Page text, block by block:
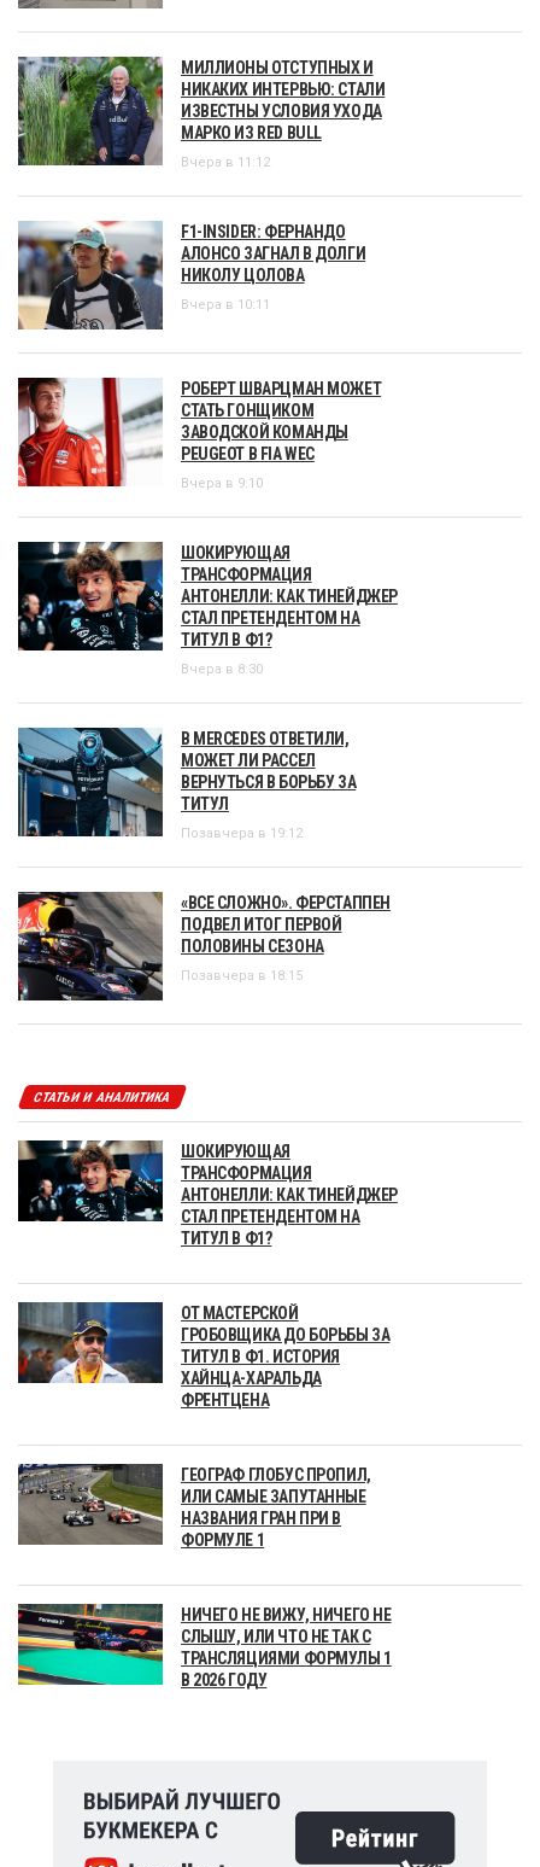
МИЛЛИОНЫ ОТСТУПНЫХ И
НИКАКИХ ИНТЕРВЬЮ: СТАЛИ
ИЗВЕСТНЫ УСЛОВИЯ УХОДА
МАРКО ИЗ RED BULL
Вчера в 11:12
F1-INSIDER: ФЕРНАНДО
АЛОНСО ЗАГНАЛ В ДОЛГИ
НИКОЛУ ЦОЛОВА
Вчера в 10:11
РОБЕРТ ШВАРЦМАН МОЖЕТ
СТАТЬ ГОНЩИКОМ
ЗАВОДСКОЙ КОМАНДЫ
PEUGEOT В FIA WEC
Вчера в 9:10
ШОКИРУЮЩАЯ
ТРАНСФОРМАЦИЯ
АНТОНЕЛЛИ: КАК ТИНЕЙДЖЕР
СТАЛ ПРЕТЕНДЕНТОМ НА
ТИТУЛ В Ф1?
Вчера в 8:30
В MERCEDES ОТВЕТИЛИ,
МОЖЕТ ЛИ РАССЕЛ
ВЕРНУТЬСЯ В БОРЬБУ ЗА
ТИТУЛ
Позавчера в 19:12
«ВСЕ СЛОЖНО». ФЕРСТАППЕН
ПОДВЕЛ ИТОГ ПЕРВОЙ
ПОЛОВИНЫ СЕЗОНА
Позавчера в 18:15
СТАТЬИ И АНАЛИТИКА
ШОКИРУЮЩАЯ
ТРАНСФОРМАЦИЯ
АНТОНЕЛЛИ: КАК ТИНЕЙДЖЕР
СТАЛ ПРЕТЕНДЕНТОМ НА
ТИТУЛ В Ф1?
ОТ МАСТЕРСКОЙ
ГРОБОВЩИКА ДО БОРЬБЫ ЗА
ТИТУЛ В Ф1. ИСТОРИЯ
ХАЙНЦА-ХАРАЛЬДА
ФРЕНТЦЕНА
ГЕОГРАФ ГЛОБУС ПРОПИЛ,
ИЛИ САМЫЕ ЗАПУТАННЫЕ
НАЗВАНИЯ ГРАН ПРИ В
ФОРМУЛЕ 1
НИЧЕГО НЕ ВИЖУ, НИЧЕГО НЕ
СЛЫШУ, ИЛИ ЧТО НЕ ТАК С
ТРАНСЛЯЦИЯМИ ФОРМУЛЫ 1
В 2026 ГОДУ